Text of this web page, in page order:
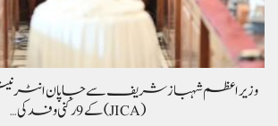
وزیراعظم شہباز شریف سے جاپان
(JICA) کے 9 رکنی وفد کی…